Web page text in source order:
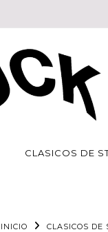
CLASICOS DE
INICIO CLASICOS DE